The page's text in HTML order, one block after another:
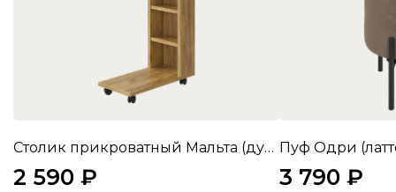
Столик прикроватный Мальта (дуб крафт золотой)
2 590 ₽
Пуф Одри
3 790 ₽